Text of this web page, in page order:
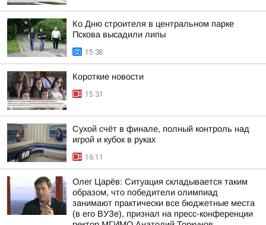
Ко Дню строителя в центральном парке
Пскова высадили липы
15:38
Короткие новости
15:31
Сухой счёт в финале, полный контроль над
игрой и кубок в руках
16:11
Олег Царёв: Ситуация складывается таким
образом, что победители олимпиад
занимают практически все бюджетные места
(в его ВУЗе), признал на пресс-конференции